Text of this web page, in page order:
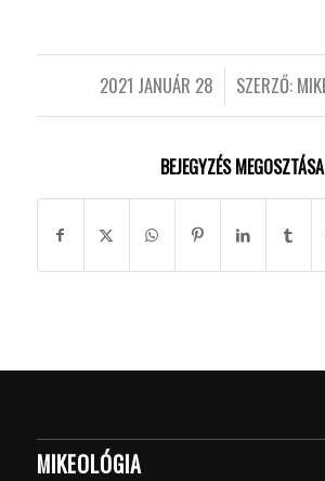
2021 JANUÁR 28
/ SZERZŐ:
BEJEGYZÉS MEGOSZTÁSA
MIKEOLÓGIA